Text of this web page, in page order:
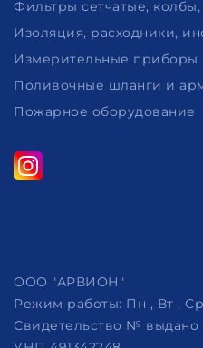
Фильтры сетчатые,
Изоляция, расходники,
Измерительные приборы
Поливочные шланги и
Пожарное оборудование
ООО "АРВИОН"
Режим работы: Пн , Вт ,
Свидетельство № выдано